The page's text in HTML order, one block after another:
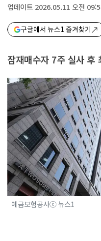
업데이트 2026.05.11 오전
구글에서 뉴스1 즐겨찾기
잠재매수자 7주 실사 후
예금보험공사ⓒ 뉴스1